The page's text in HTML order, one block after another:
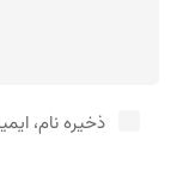
ذخیره نام،